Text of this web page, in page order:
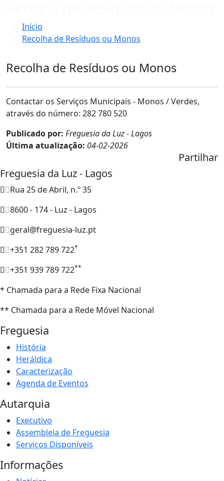
Início
Recolha de Resíduos ou Monos
Recolha de Resíduos ou Monos
Contactar os Serviços Municipais - Monos / Verdes,
através do número: 282 780 520
Publicado por: Freguesia da Luz - Lagos
Última atualização: 04-02-2026
Partilhar
Freguesia da Luz - Lagos
Rua 25 de Abril, n.º 35
8600 - 174 - Luz - Lagos
geral@freguesia-luz.pt
+351 282 789 722*
+351 939 789 722**
* Chamada para a Rede Fixa Nacional
** Chamada para a Rede Móvel Nacional
Freguesia
História
Heráldica
Caracterização
Agenda de Eventos
Autarquia
Executivo
Assembleia de Freguesia
Serviços Disponíveis
Informações